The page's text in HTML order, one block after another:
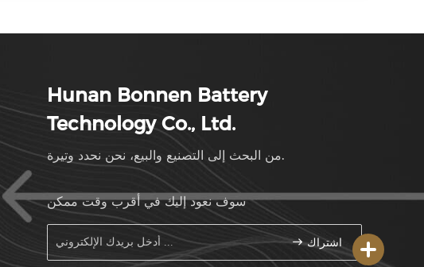
Hunan Bonnen Battery
Technology Co., Ltd.
من البحث إلى التصنيع والبيع، نحن نحدد وتيرة.
سوف نعود إليك في أقرب وقت ممكن
اشتراك